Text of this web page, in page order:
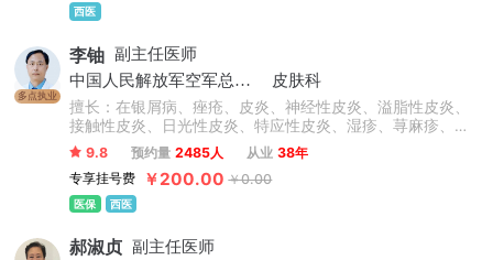
西医
多点执业
李铀 副主任医师
中国人民解放军空军总医院
皮肤科
擅长：在银屑病、痤疮、皮炎、神经性皮炎、溢脂性皮炎、
接触性皮炎、日光性皮炎、特应性皮炎、湿疹、荨麻疹、慢
性荨麻疹、急性荨麻疹、丘疹性荨麻疹、胆碱能性荨麻疹等
心身性皮肤病诊治方面有独到的见解和特色。
9.8 预约量 2485人 从业 38年
专享挂号费
￥200.00 ￥0.00
医保 西医
郝淑贞 副主任医师